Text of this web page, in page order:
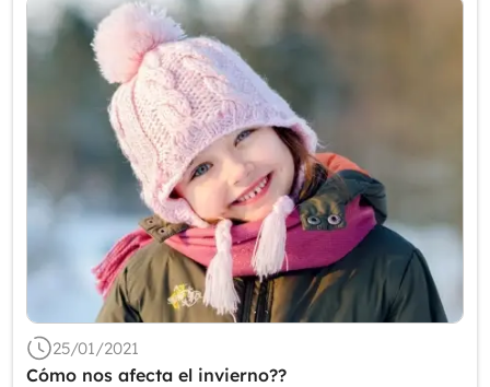
2025
2024
2023
2022
2021
2020
2019
2018
2016
25/01/2021
Cómo nos afecta el invierno??